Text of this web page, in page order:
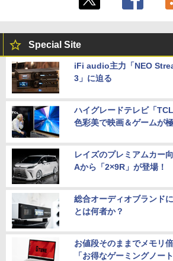
Special Site
iFi audio主力「NEO
3」に迫る
ハイグレードテレビ「
色彩美で映画＆ゲームが
レイズのプレミアムカー
Aから「2×9R」が登場！
総合オーディオブランド
とは何者か？
お値段そのままでメモリ
「お得なゲーミングノート